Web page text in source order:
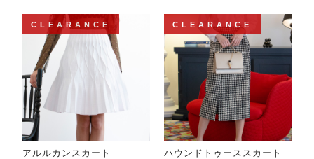
CLEARANCE
アルルカンスカート
CLEARANCE
ハウンドトゥーススカート